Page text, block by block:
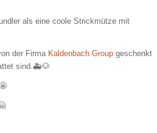
als eine coole Strickmütze mit
der Firma Kaldenbach Group geschenkt
sind.🚑🐶